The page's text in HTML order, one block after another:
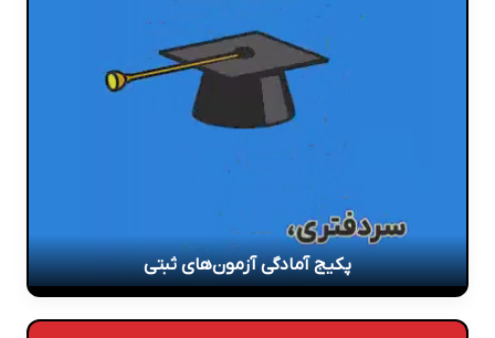
پکیج آمادگی آزمون‌های ثبتی